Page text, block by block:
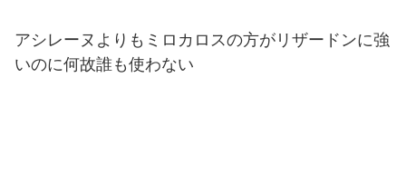
アシレーヌよりもミロカロスの方がリザードンに強
いのに何故誰も使わない